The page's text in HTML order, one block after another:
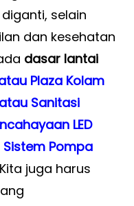
selain
dan kesehatan
dasar lantai
Plaza Kolam
Sanitasi
LED
Sistem Pompa
juga harus